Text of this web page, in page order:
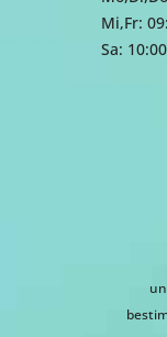
Mi,Fr:
Sa: